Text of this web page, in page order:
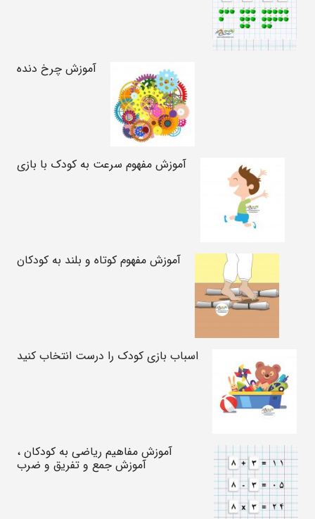
آموزش چرخ دنده
آموزش مفهوم سرعت به کودک با بازی
آموزش مفهوم کوتاه و بلند به کودکان
اسباب بازی کودک را درست انتخاب کنید
آموزش مفاهیم ریاضی به کودکان ،
آموزش جمع و تفریق و ضرب